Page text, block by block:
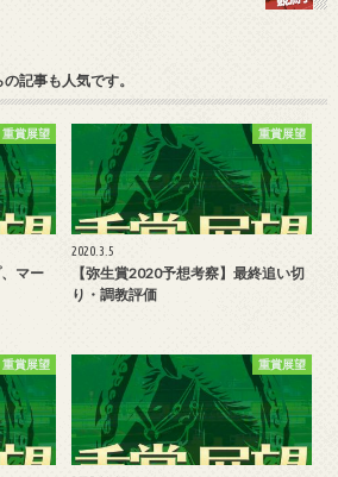
の記事も人気です。
重賞展望
マー
重賞展望
2020.3.5
【弥生賞2020予想考察】最終追い切
り・調教評価
重賞展望 重賞展望